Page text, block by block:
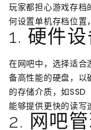
玩家都担心游戏存档
何设置单机存档位置
1. 硬件
在网吧中，选择适合
备高性能的硬盘，以
的存储介质，如
能够提供更快的读写
2. 网吧